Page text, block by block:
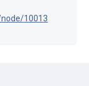
10013